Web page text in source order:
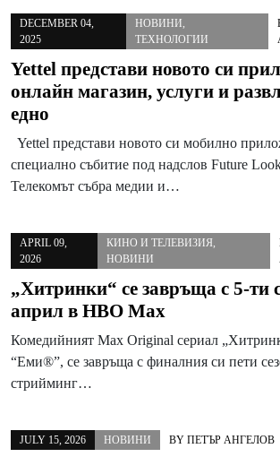
DECEMBER 04,
2025
НОВИНИ
ТЕХНОЛОГИИ
Yettel представи новото си
онлайн магазин, услуги и
едно
Yettel представи новото си мобилно
специално събитие под надслов Future
Телекомът събра медии и…
APRIL 09,
2026
КИНО И ТЕЛЕВИЗИЯ
НОВИНИ
„Хитринки“ се завръща с 5-ти
април в HBO Max
Комедийният Max Original сериал
“Еми®”, се завръща с финалния си пети
стрийминг…
JULY 15, 2026 НОВИНИ BY ПЕТЪР АНГЕЛОВ